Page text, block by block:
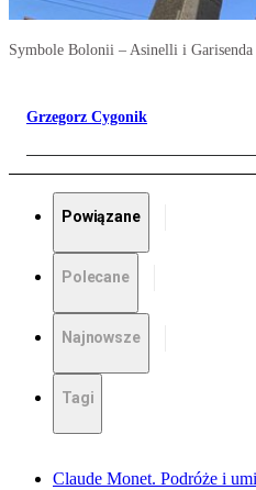
Symbole Bolonii – Asinelli i Garisenda
Grzegorz Cygonik
Powiązane
Polecane
Najnowsze
Tagi
Claude Monet. Podróże i